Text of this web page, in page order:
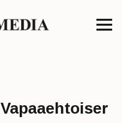
Vapaaehtoiser